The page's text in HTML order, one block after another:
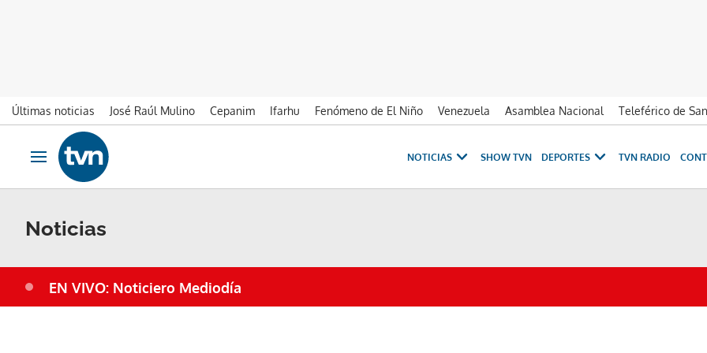
Últimas noticias José Raúl Mulino Cepanim Ifarhu Fenómeno de El Niño Venezuela Asamblea Nacional Teleférico de
Ir al contenido
Obrir navegació
NOTICIAS SHOW TVN DEPORTES TVN RADIO
Noticias
EN VIVO: Noticiero Mediodía